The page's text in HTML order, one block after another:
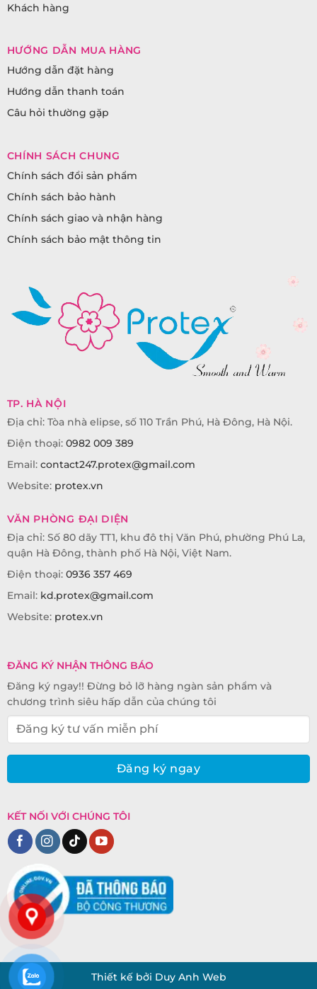
Khách hàng
HƯỚNG DẪN MUA HÀNG
Hướng dẫn đặt hàng
Hướng dẫn thanh toán
Câu hỏi thường gặp
CHÍNH SÁCH CHUNG
Chính sách đổi sản phẩm
Chính sách bảo hành
Chính sách giao và nhận hàng
Chính sách bảo mật thông tin
TP. HÀ NỘI
Địa chỉ: Tòa nhà elipse, số 110 Trần Phú, Hà Đông, Hà Nội.
Điện thoại: 0982 009 389
Email: contact247.protex@gmail.com
Website: protex.vn
VĂN PHÒNG ĐẠI DIỆN
Địa chỉ: Số 80 dãy TT1, khu đô thị Văn Phú, phường Phú La,
quận Hà Đông, thành phố Hà Nội, Việt Nam.
Điện thoại: 0936 357 469
Email: kd.protex@gmail.com
Website: protex.vn
ĐĂNG KÝ NHẬN THÔNG BÁO
Đăng ký ngay!! Đừng bỏ lỡ hàng ngàn sản phẩm và
chương trình siêu hấp dẫn của chúng tôi
KẾT NỐI VỚI CHÚNG TÔI
Thiết kế bởi Duy Anh Web